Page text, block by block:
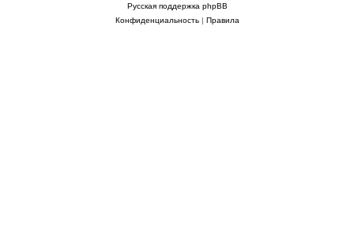
Русская поддержка phpBB
Конфиденциальность| Правила